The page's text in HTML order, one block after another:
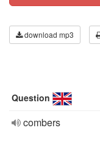
download mp3
Question
combers